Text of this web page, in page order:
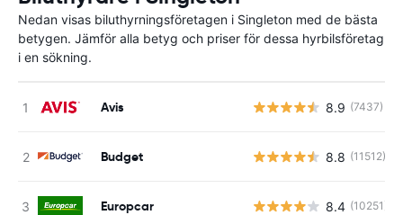
Nedan visas biluthyrningsföretagen i Singleton med de bästa
betygen. Jämför alla betyg och priser för dessa hyrbilsföretag
i en sökning.
Avis 8.9 (7437)
Budget 8.8 (11512)
Europcar 8.4 (10251)